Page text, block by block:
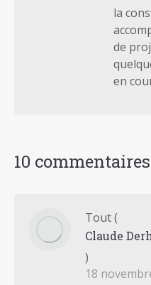
la
de
en
10 commentaires
Tout(
Claude
)
18